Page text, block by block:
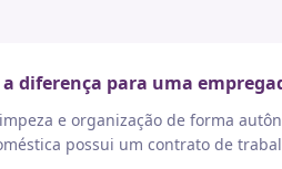
diferença para uma
e organização de forma
possui um contrato de